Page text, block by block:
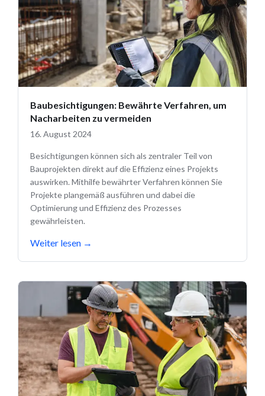
Baubesichtigungen: Bewährte Verfahren, um
Nacharbeiten zu vermeiden
16. August 2024
Besichtigungen können sich als zentraler Teil von
Bauprojekten direkt auf die Effizienz eines Projekts
auswirken. Mithilfe bewährter Verfahren können Sie
Projekte plangemäß ausführen und dabei die
Optimierung und Effizienz des Prozesses
gewährleisten.
Weiter lesen →